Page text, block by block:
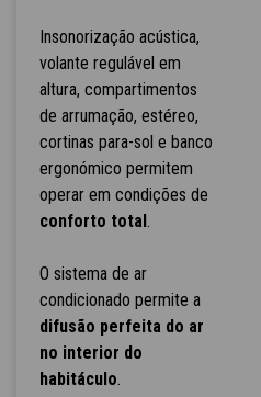
Insonorização acústica,
volante regulável em
altura, compartimentos
de arrumação, estéreo,
cortinas para-sol e banco
ergonómico permitem
operar em condições de
conforto total .
O sistema de ar
condicionado permite a
difusão perfeita do ar
no interior do
habitáculo.